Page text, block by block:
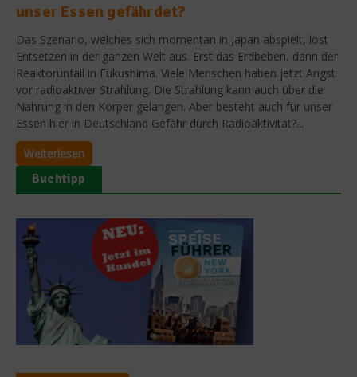
unser Essen gefährdet?
Das Szenario, welches sich momentan in Japan abspielt, löst
Entsetzen in der ganzen Welt aus. Erst das Erdbeben, dann der
Reaktorunfall in Fukushima. Viele Menschen haben jetzt Angst
vor radioaktiver Strahlung. Die Strahlung kann auch über die
Nahrung in den Körper gelangen. Aber besteht auch für unser
Essen hier in Deutschland Gefahr durch Radioaktivität?...
Weiterlesen
Buchtipp